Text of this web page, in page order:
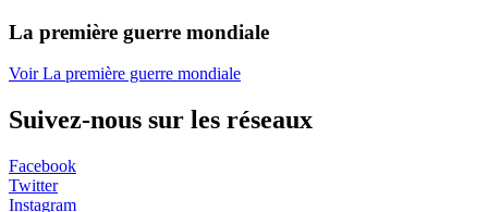
La première guerre mondiale
Voir La première guerre mondiale
Suivez-nous sur les réseaux
Facebook
Twitter
Instagram